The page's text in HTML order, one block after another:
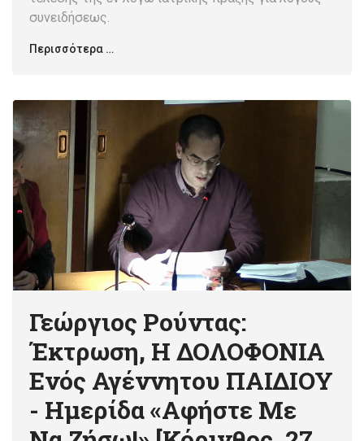
συνειδήσεως.
Περισσότερα …
Γεώργιος Ρούντας:
Έκτρωση, Η ΔΟΛΟΦΟΝΙΑ
Ενός Αγέννητου ΠΑΙΔΙΟΥ
- Ημερίδα «Αφήστε Με